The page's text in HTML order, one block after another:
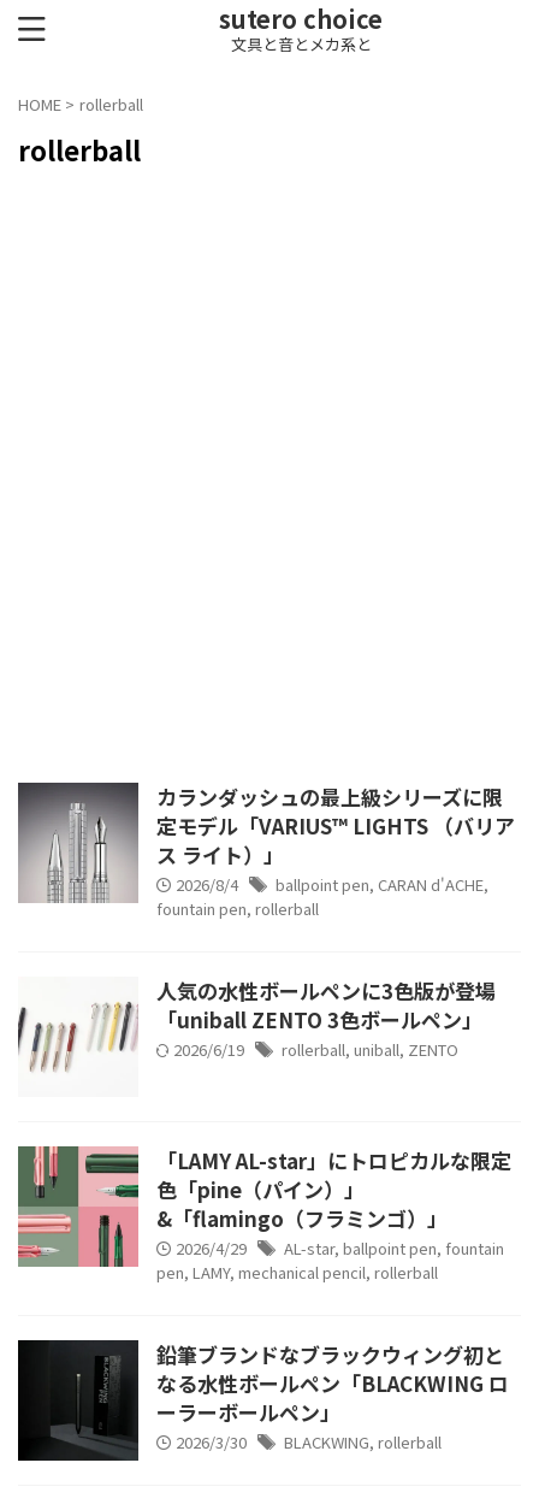
sutero choice
文具と音とメカ系と
HOME > rollerball
rollerball
カランダッシュの最上級シリーズに限
定モデル「VARIUS™ LIGHTS （バリア
ス ライト）」
2026/8/4 ballpoint pen, CARAN d'ACHE,
fountain pen, rollerball
人気の水性ボールペンに3色版が登場
「uniball ZENTO 3色ボールペン」
2026/6/19 rollerball, uniball, ZENTO
「LAMY AL-star」にトロピカルな限定
色「pine（パイン）」
&「flamingo（フラミンゴ）」
2026/4/29 AL-star, ballpoint pen, fountain
pen, LAMY, mechanical pencil, rollerball
鉛筆ブランドなブラックウィング初と
なる水性ボールペン「BLACKWING ロ
ーラーボールペン」
2026/3/30 BLACKWING, rollerball